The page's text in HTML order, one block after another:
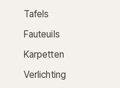
Tafels
Fauteuils
Karpetten
Verlichting